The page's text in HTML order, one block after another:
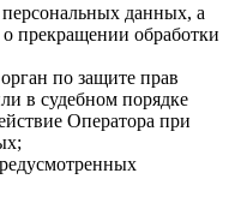
данных, а
прекращении обработки
по защите прав
в судебном порядке
Оператора при